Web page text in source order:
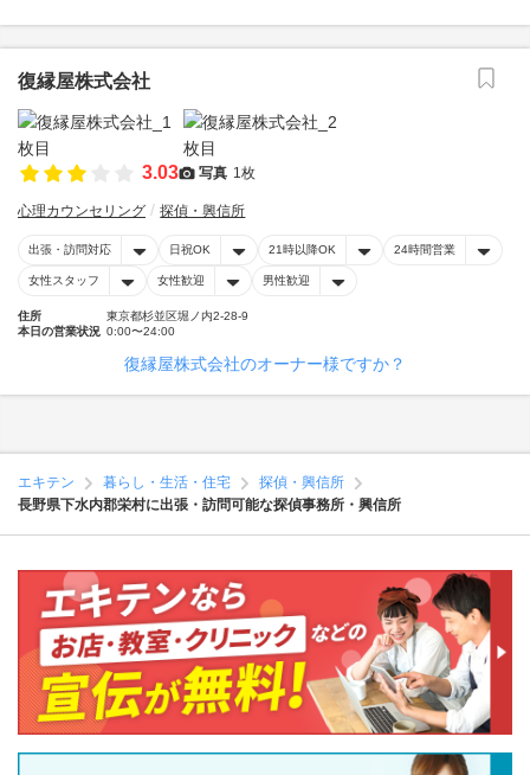
復縁屋株式会社
3.03 写真 1枚
心理カウンセリング 探偵・興信所
出張・訪問対応 日祝OK 21時以降OK 24時間営業
女性スタッフ 女性歓迎 男性歓迎
住所
東京都杉並区堀ノ内2-28-9
本日の営業状況 0:00〜24:00
復縁屋株式会社のオーナー様ですか？
エキテン 暮らし・生活・住宅
探偵・興信所
長野県下水内郡栄村に出張・訪問可能な探偵事務所・興信所